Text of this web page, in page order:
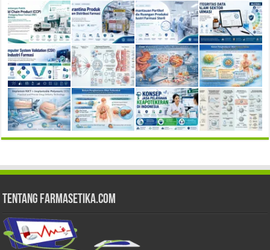
Tentang Farmasetika.com